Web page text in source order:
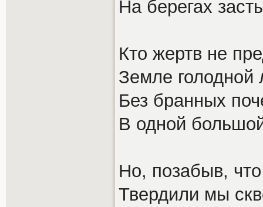
На берегах
Кто жертв не
Земле голодной
Без бранных
В одной
Но, позабыв,
Твердили мы